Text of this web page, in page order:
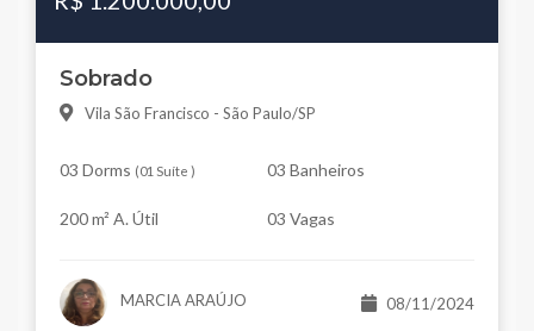
Sobrado
Vila São Francisco - São Paulo/SP
03 Dorms (01 Suíte ) 03 Banheiros
200 m² A. Útil 03 Vagas
MARCIA ARAÚJO 08/11/2024